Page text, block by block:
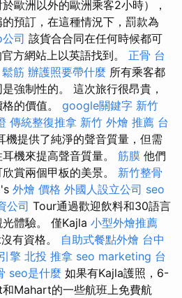
歐洲以外的歐洲乘客2小時），
預訂，在這種情況下，罰款為
司 該貨合合同在任何時候都可
方網站上以英語找到。 正骨 台
鬆筋 辦護照要帶什麼 所有乘客都
強制性的。 這次旅行很昂貴，
的價值。 google關鍵字 新竹
傳統整復推拿 新竹 外燴 推薦 台
機提供了純淨的聲音質量，但需
機來提高聲音質量。 筋膜 他們
賞兩個甲板的美景。 新竹整骨
外燴 價格 外國人設立公司 seo
公司 Tour通過歡迎飲料和30語言
體驗。 僅Kajla 小型外燴推薦
有資格。 自助式餐點外燴 台中
擎 北投 推拿 seo marketing 台
seo是什麼 如果有Kajla護照，6-
Mahart的一些航班上免費航